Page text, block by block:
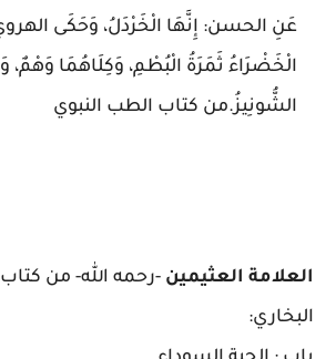
عَنِ الحسن: إِنَّهَا الْخَرْدَلُ، وَحَكَى
الْخَضْرَاءُ ثَمَرَةُ الْبُطْمِ، وَكِلَاهُمَا وَهْمٌ،
الشُّونِيزُ.من كتاب الطب النبوي
العلامة العثيمين -رحمه الله- من
البخاري: